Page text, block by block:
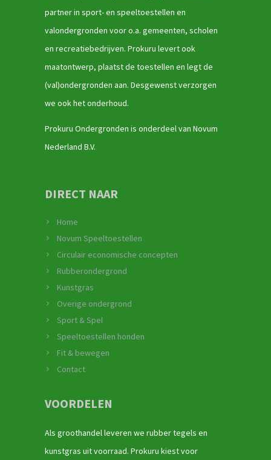
partner in sport- en speeltoestellen en
valondergronden voor o.a. gemeenten, scholen
en recreatiebedrijven. Prokuru levert ook
maatontwerp, plaatst de toestellen en legt de
(val)ondergronden aan. Desgewenst verzorgen
we ook het onderhoud.
Prokuru Ondergronden is onderdeel van Novum
Nederland B.V.
DIRECT NAAR
Home
Novum Speeltoestellen
Circulair economische concepten
Rubberondergrond
Kunstgras
Overige ondergrond
Sport & Spel
Speeltoestellen honden
Fit & bewegen
Contact
VOORDELEN
Als groothandel leveren we rubber tegels en
kunstgras uit voorraad. Prokuru kiest voor